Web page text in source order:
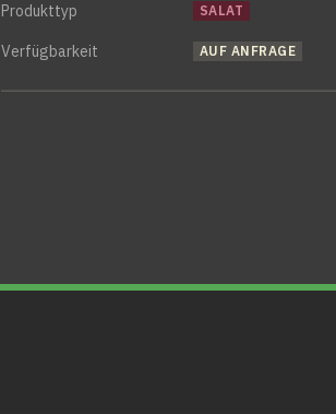
Produkttyp SALAT
Verfügbarkeit AUF ANFRAGE